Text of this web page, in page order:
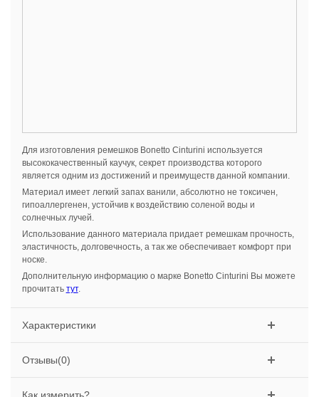
Для изготовления ремешков Bonetto Cinturini используется
высококачественный каучук, секрет производства которого
является одним из достижений и преимуществ данной компании.
Материал имеет легкий запах ванили, абсолютно не токсичен,
гипоаллергенен, устойчив к воздействию соленой воды и
солнечных лучей.
Использование данного материала придает ремешкам прочность,
эластичность, долговечность, а так же обеспечивает комфорт при
носке.
Дополнительную информацию о марке Bonetto Cinturini Вы можете
прочитать тут.
Характеристики
Отзывы(0)